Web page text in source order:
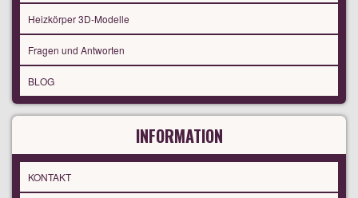
Heizkörper 3D-Modelle
Fragen und Antworten
BLOG
INFORMATION
KONTAKT